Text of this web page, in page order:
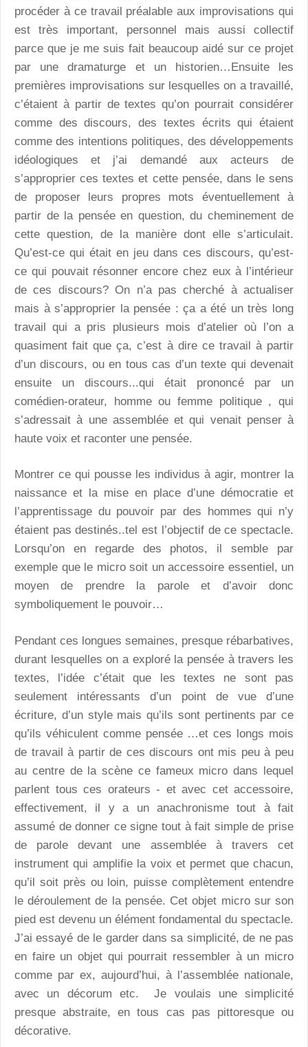
procéder à ce travail préalable aux improvisations qui
est très important, personnel mais aussi collectif
parce que je me suis fait beaucoup aidé sur ce projet
par une dramaturge et un historien…Ensuite les
premières improvisations sur lesquelles on a travaillé,
c’étaient à partir de textes qu’on pourrait considérer
comme des discours, des textes écrits qui étaient
comme des intentions politiques, des développements
idéologiques et j’ai demandé aux acteurs de
s’approprier ces textes et cette pensée, dans le sens
de proposer leurs propres mots éventuellement à
partir de la pensée en question, du cheminement de
cette question, de la manière dont elle s’articulait.
Qu’est-ce qui était en jeu dans ces discours, qu’est-
ce qui pouvait résonner encore chez eux à l’intérieur
de ces discours? On n’a pas cherché à actualiser
mais à s’approprier la pensée : ça a été un très long
travail qui a pris plusieurs mois d’atelier où l’on a
quasiment fait que ça, c’est à dire ce travail à partir
d’un discours, ou en tous cas d’un texte qui devenait
ensuite un discours...qui était prononcé par un
comédien-orateur, homme ou femme politique , qui
s’adressait à une assemblée et qui venait penser à
haute voix et raconter une pensée.
Montrer ce qui pousse les individus à agir, montrer la
naissance et la mise en place d’une démocratie et
l’apprentissage du pouvoir par des hommes qui n’y
étaient pas destinés..tel est l’objectif de ce spectacle.
Lorsqu’on en regarde des photos, il semble par
exemple que le micro soit un accessoire essentiel, un
moyen de prendre la parole et d’avoir donc
symboliquement le pouvoir…
Pendant ces longues semaines, presque rébarbatives,
durant lesquelles on a exploré la pensée à travers les
textes, l’idée c’était que les textes ne sont pas
seulement intéressants d’un point de vue d’une
écriture, d’un style mais qu’ils sont pertinents par ce
qu’ils véhiculent comme pensée …et ces longs mois
de travail à partir de ces discours ont mis peu à peu
au centre de la scène ce fameux micro dans lequel
parlent tous ces orateurs - et avec cet accessoire,
effectivement, il y a un anachronisme tout à fait
assumé de donner ce signe tout à fait simple de prise
de parole devant une assemblée à travers cet
instrument qui amplifie la voix et permet que chacun,
qu’il soit près ou loin, puisse complètement entendre
le déroulement de la pensée. Cet objet micro sur son
pied est devenu un élément fondamental du spectacle.
J’ai essayé de le garder dans sa simplicité, de ne pas
en faire un objet qui pourrait ressembler à un micro
comme par ex, aujourd’hui, à l’assemblée nationale,
avec un décorum etc. Je voulais une simplicité
presque abstraite, en tous cas pas pittoresque ou
décorative.